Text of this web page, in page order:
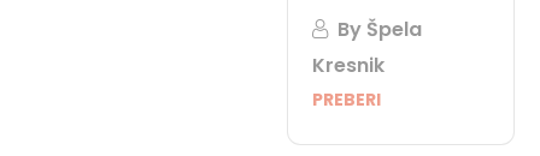
By Špela
Kresnik
PREBERI